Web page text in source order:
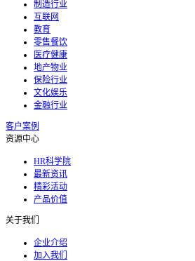
制造行业
互联网
教育
零售餐饮
医疗健康
地产物业
保险行业
文化娱乐
金融行业
客户案例
资源中心
HR科学院
最新资讯
精彩活动
产品价值
关于我们
企业介绍
加入我们